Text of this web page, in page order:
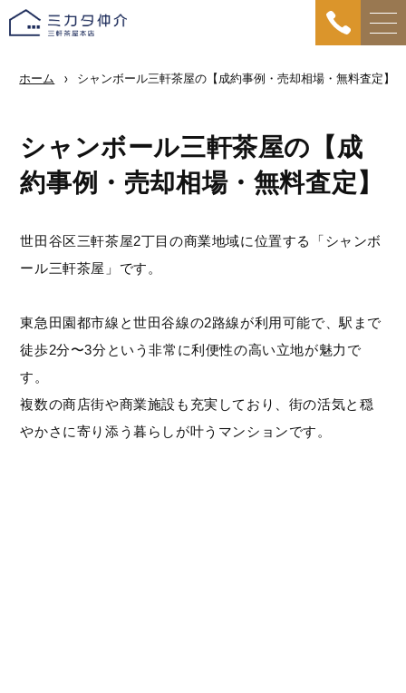
ホーム シャンボール三軒茶屋の【成約事例・売却相場・無料査定】
シャンボール三軒茶屋の【成
約事例・売却相場・無料査定】
世田谷区三軒茶屋2丁目の商業地域に位置する「シャンボ
ール三軒茶屋」です。
東急田園都市線と世田谷線の2路線が利用可能で、駅まで
徒歩2分〜3分という非常に利便性の高い立地が魅力で
す。
複数の商店街や商業施設も充実しており、街の活気と穏
やかさに寄り添う暮らしが叶うマンションです。